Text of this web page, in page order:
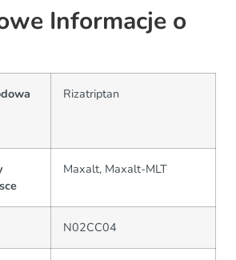
Informacje o
Rizatriptan
Maxalt, Maxalt-MLT
N02CC04